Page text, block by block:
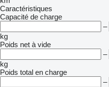
Caractéristiques
Capacité de charge
–
kg
Poids net à vide
–
kg
Poids total en charge
–